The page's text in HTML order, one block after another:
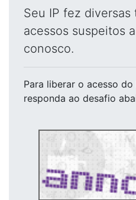
Seu IP fez
acessos suspeitos
conosco.
Para liberar o acesso do
responda ao desafio